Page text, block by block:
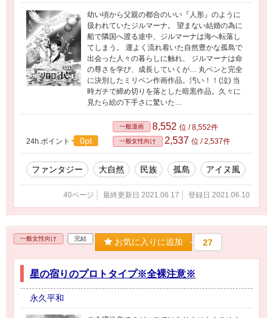
幼い頃から父親の都合のいい『人形』のように
扱われていたジルマーナ。 望まない結婚の為に
船で隣国へ渡る途中、ジルマーナは海へ転落し
てしまう。 運よく流れ着いた自然豊かな孤島で
出会った人々の暮らしに触れ、 ジルマーナは命
の尊さを学び、成長していくが… 丸ペンと完全
に決別したミリペン作画作品。汚い！！(泣) 当
時ガチで締め切りを落とした暗黒作品。久々に
見たら絵の下手さに驚いた…
24h.ポイント 0pt
一般漫画 8,552 位 / 8,552件
一般女性向け 2,537 位 / 2,537件
ファンタジー 大自然 民族 孤島 アイヌ風
40ページ 最終更新日 2021.06.17 登録日 2021.06.10
一般女性向け 完結 お気に入りに追加 27
星の宿りのプロトタイプ※全裸注意※
永久平和